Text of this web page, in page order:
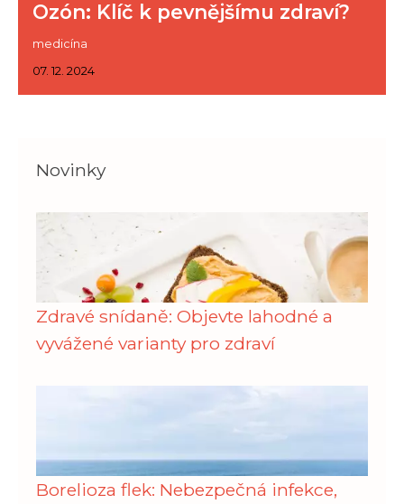
Ozón: Klíč k pevnějšímu zdraví?
medicína
07. 12. 2024
Novinky
Zdravé snídaně: Objevte lahodné a
vyvážené varianty pro zdraví
Borelioza flek: Nebezpečná infekce,